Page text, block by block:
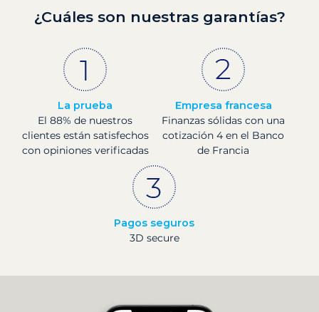
¿Cuáles son nuestras garantías?
La prueba
El 88% de nuestros
clientes están satisfechos
con opiniones verificadas
Empresa francesa
Finanzas sólidas con una
cotización 4 en el Banco
de Francia
Pagos seguros
3D secure